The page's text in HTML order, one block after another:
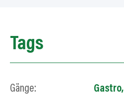
Tags
Gänge: Gastro,